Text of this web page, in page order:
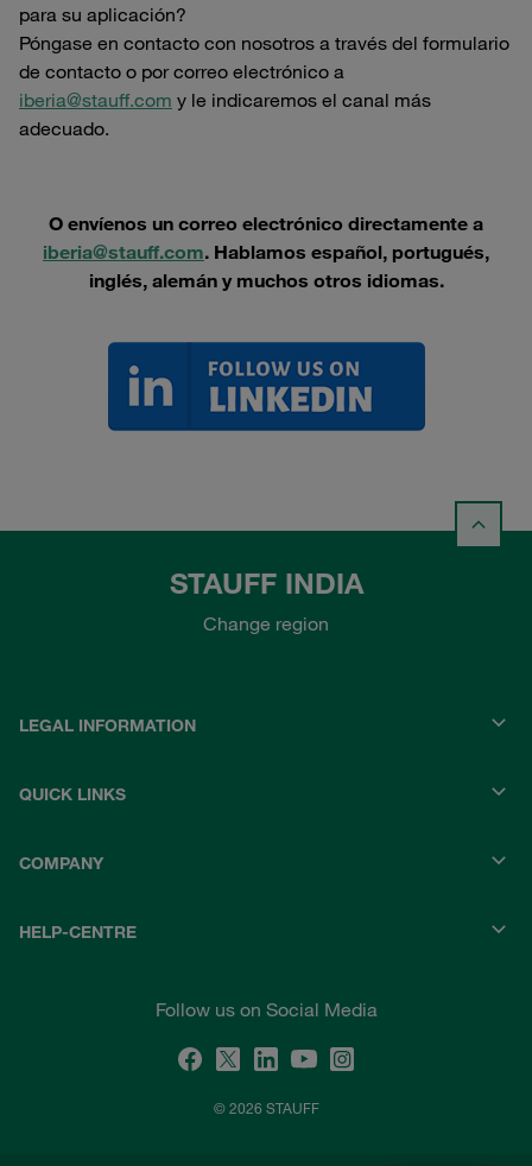
para su aplicación?
Póngase en contacto con nosotros a través del formulario
de contacto o por correo electrónico a
iberia@stauff.com y le indicaremos el canal más
adecuado.
O envíenos un correo electrónico directamente a
iberia@stauff.com. Hablamos español, portugués,
inglés, alemán y muchos otros idiomas.
STAUFF INDIA
Change region
LEGAL INFORMATION
QUICK LINKS
COMPANY
HELP-CENTRE
Follow us on Social Media
© 2026 STAUFF